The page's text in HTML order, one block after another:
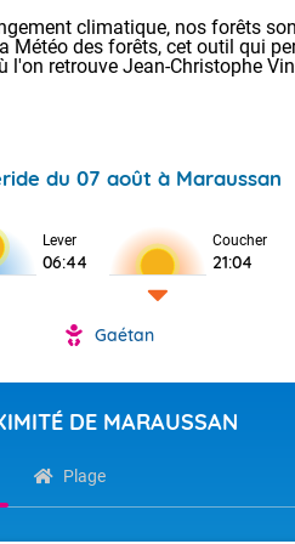
climatique, nos forêts
Météo des forêts, cet outil qui
l'on retrouve Jean-Christophe
du 07 août à Maraussan
Lever
06:44
Coucher
21:04
Gaétan
DE MARAUSSAN
Plage
Voici les
31 Lyon : 35
: 32 Nancy :
Très
donnent